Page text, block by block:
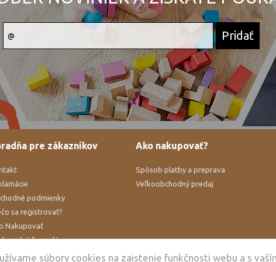
súbory cookies na zaistenie funkčnosti webu a s
pre zákazníkov
podmienky
sa registrovať?
Nakupovať
formulár
osobných údajov
Ako nakupovať?
Spôsob platby a preprava
Veľkoobchodný predaj